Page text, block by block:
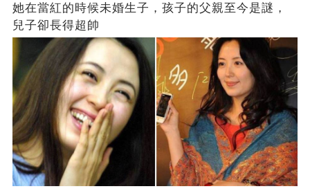
她在當紅的時候未婚生子，孩子的父親至今是謎，
兒子卻長得超帥